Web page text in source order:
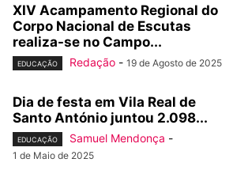
XIV Acampamento Regional do
Corpo Nacional de Escutas
realiza-se no Campo...
EDUCAÇÃO Redação - 19 de Agosto de 2025
Dia de festa em Vila Real de
Santo António juntou 2.098...
EDUCAÇÃO Samuel Mendonça -
1 de Maio de 2025